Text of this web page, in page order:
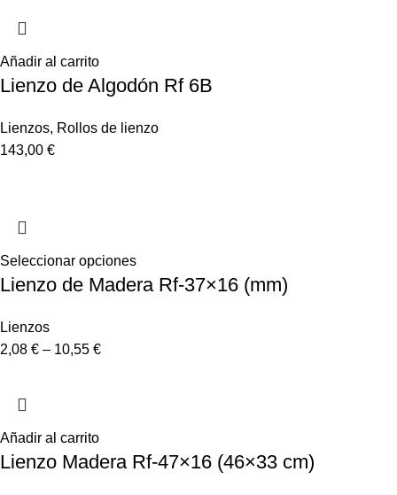
Añadir al carrito
Lienzo de Algodón Rf 6B
Lienzos, Rollos de lienzo
143,00 €
Seleccionar opciones
Lienzo de Madera Rf-37×16 (mm)
Lienzos
2,08 € – 10,55 €
Añadir al carrito
Lienzo Madera Rf-47×16 (46×33 cm)